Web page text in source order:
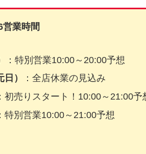
業時間
：特別営業10:00～20:00予想
）
：全店休業の見込み
：初売りスタート！10:00～21:00予
：特別営業10:00～21:00予想